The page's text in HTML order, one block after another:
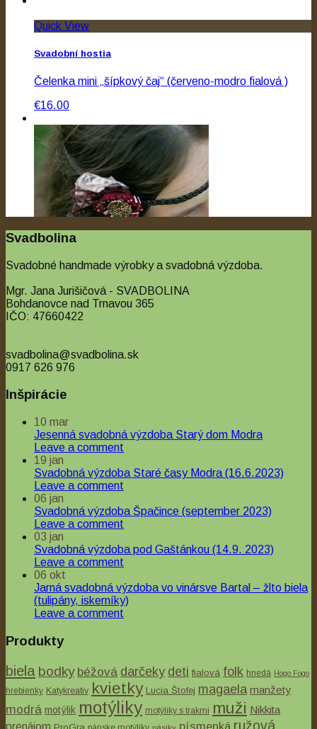
Quick View
Svadobní hostia
Čelenka mini „šípkový čaj“ (červeno-modro fialová )
€16.00
Nie je na sklade
€7.00
Svadbolina
Svadobné handmade výrobky a svadobná výzdoba.
Mgr. Jana Jurišičová - SVADBOLINA
Bohdanovce nad Trnavou 365
IČO: 47660422
svadbolina@svadbolina.sk
0917 626 976
Inšpirácie
10 mar
Jesenná svadobná výzdoba Starý dom Modra
Leave a comment
19 jan
Svadobná výzdoba Staré časy Modra (16.6.2023)
Leave a comment
06 jan
Svadobná výzdoba Špačince (september 2023)
Leave a comment
03 jan
Svadobná výzdoba pod Gaštánkou (14.9. 2023)
Leave a comment
06 okt
Jarná svadobná výzdoba vo vinársve Bartal – žlto biela
(tulipány, iskerníky)
Leave a comment
Produkty
biela bodky béžová darčeky deti fialová folk hnedá Hogo Fogo
hrebienky Katykreativ kvietky Lucia Štofej magaela manžety
modrá motýlik motýliky motýliky s trakmi muži Nikkita
prenájom
pásiky písmenká ružová